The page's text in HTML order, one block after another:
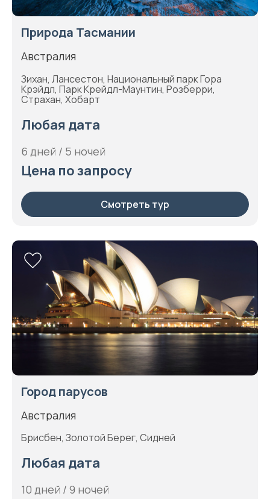
Природа Тасмании
Австралия
Зихан, Лансестон, Национальный парк Гора
Крэйдл, Парк Крейдл-Маунтин, Розберри,
Страхан, Хобарт
Любая дата
6 дней / 5 ночей
Цена по запросу
Смотреть тур
Город парусов
Австралия
Брисбен, Золотой Берег, Сидней
Любая дата
10 дней / 9 ночей